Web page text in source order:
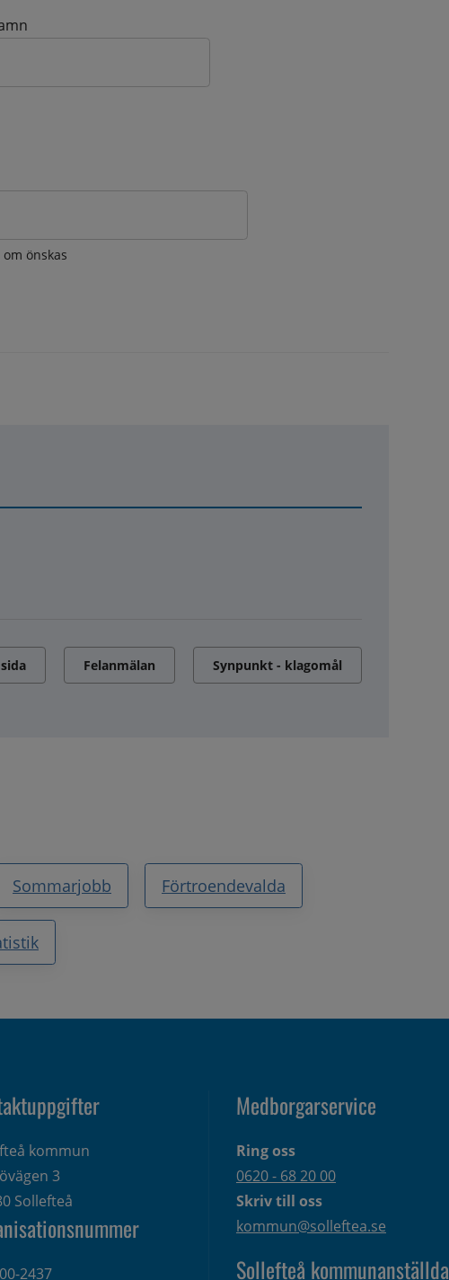
önskas
Felanmälan Synpunkt - klagomål
Sommarjobb Förtroendevalda
kommun
3
Sollefteå
2437
Medborgarservice
Ring oss
0620 - 68 20 00
Skriv till oss
kommun@solleftea.se
Sollefteå kommunanställda